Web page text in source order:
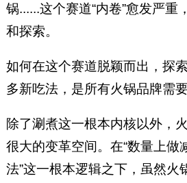
锅......这个赛道“内卷”愈发严重
和探索。
如何在这个赛道脱颖而出，探
多新吃法，是所有火锅品牌需
除了涮煮这一根本内核以外，
很大的变革空间。在“数量上做
法”这一根本逻辑之下，虽然火